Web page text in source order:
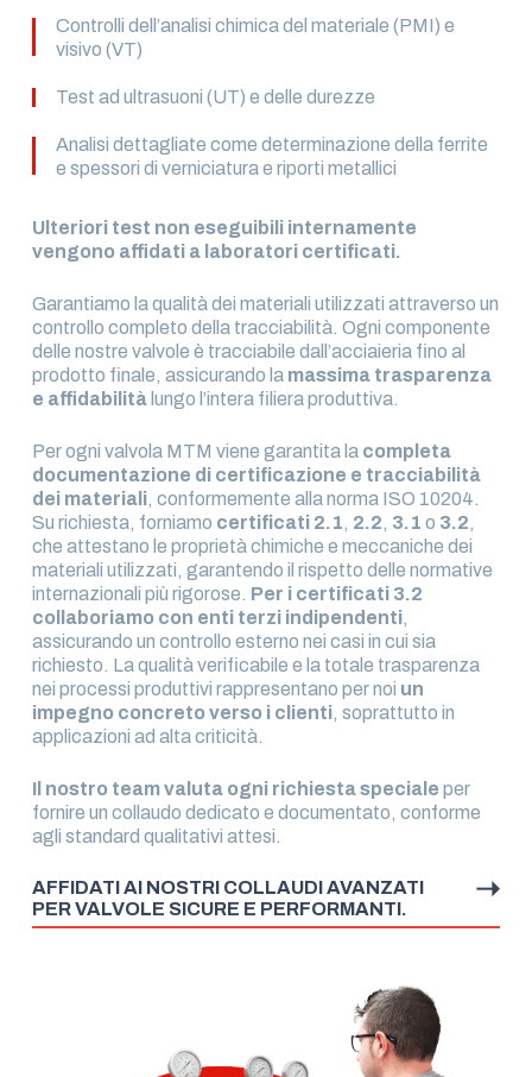
Controlli dell’analisi chimica del materiale (PMI) e
visivo (VT)
Test ad ultrasuoni (UT) e delle durezze
Analisi dettagliate come determinazione della ferrite
e spessori di verniciatura e riporti metallici
Ulteriori test non eseguibili internamente
vengono affidati a laboratori certificati.
Garantiamo la qualità dei materiali utilizzati attraverso un
controllo completo della tracciabilità. Ogni componente
delle nostre valvole è tracciabile dall’acciaieria fino al
prodotto finale, assicurando la massima trasparenza
e affidabilitàlungo l’intera filiera produttiva​.
Per ogni valvola MTM viene garantita la completa
documentazione di certificazione e tracciabilità
dei materiali, conformemente alla norma ISO 10204.
Su richiesta, forniamo certificati 2.1, 2.2, 3.1 o 3.2,
che attestano le proprietà chimiche e meccaniche dei
materiali utilizzati, garantendo il rispetto delle normative
internazionali più rigorose. Per i certificati 3.2
collaboriamo con enti terzi indipendenti,
assicurando un controllo esterno nei casi in cui sia
richiesto. La qualità verificabile e la totale trasparenza
nei processi produttivi rappresentano per noi un
impegno concreto verso i clienti, soprattutto in
applicazioni ad alta criticità.
Il nostro team valuta ogni richiesta speciale per
fornire un collaudo dedicato e documentato, conforme
agli standard qualitativi attesi.
AFFIDATI AI NOSTRI COLLAUDI AVANZATI
PER VALVOLE SICURE E PERFORMANTI.